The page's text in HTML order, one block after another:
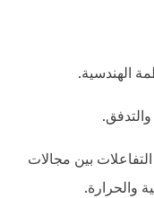
الهندسية.
بين مجالات
والحرارة.